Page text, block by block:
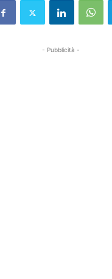
- Pubblicità -